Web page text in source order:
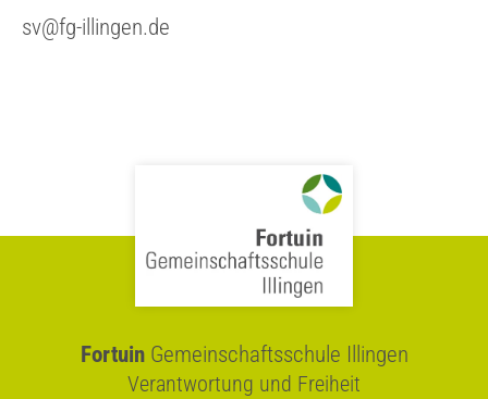
sv@fg-illingen.de
Fortuin Gemeinschaftsschule Illingen
Verantwortung und Freiheit